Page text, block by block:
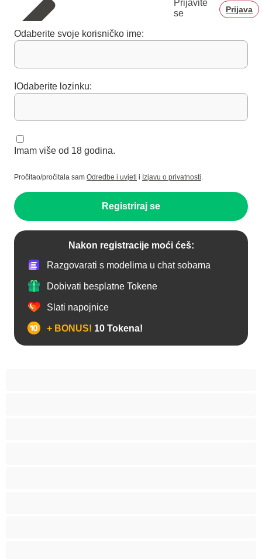
Prijavite
se
Prijava
Odaberite svoje korisničko ime:
IOdaberite lozinku:
Imam više od 18 godina.
Pročitao/pročitala sam Odredbe i uvjeti i Izjavu o privatnosti.
Registriraj se
Nakon registracije moći ćeš:
Razgovarati s modelima u chat sobama
Dobivati besplatne Tokene
Slati napojnice
+ BONUS! 10 Tokena!